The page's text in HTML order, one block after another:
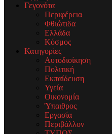
Γεγονότα
Περιφέρεια
Φθιώτιδα
Ελλάδα
Κόσμος
Κατηγορίες
Αυτοδιοίκηση
Πολιτική
Εκπαίδευση
Υγεία
Οικονομία
Ύπαιθρος
Εργασία
Περιβάλλον